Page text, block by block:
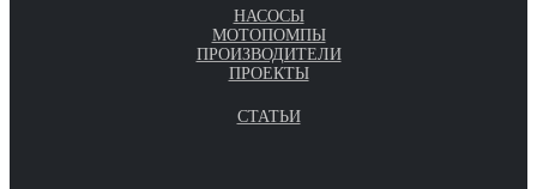
НАСОСЫ
МОТОПОМПЫ
ПРОИЗВОДИТЕЛИ
ПРОЕКТЫ
СТАТЬИ